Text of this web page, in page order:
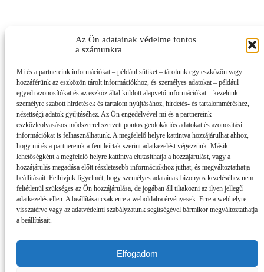
Az Ön adatainak védelme fontos
a számunkra
Mi és a partnereink információkat – például sütiket – tárolunk egy eszközön vagy
hozzáférünk az eszközön tárolt információkhoz, és személyes adatokat – például
egyedi azonosítókat és az eszköz által küldött alapvető információkat – kezelünk
személyre szabott hirdetések és tartalom nyújtásához, hirdetés- és tartalomméréshez,
nézettségi adatok gyűjtéséhez. Az Ön engedélyével mi és a partnereink
eszközleolvasásos módszerrel szerzett pontos geolokációs adatokat és azonosítási
információkat is felhasználhatunk. A megfelelő helyre kattintva hozzájárulhat ahhoz,
hogy mi és a partnereink a fent leírtak szerint adatkezelést végezzünk. Másik
lehetőségként a megfelelő helyre kattintva elutasíthatja a hozzájárulást, vagy a
hozzájárulás megadása előtt részletesebb információkhoz juthat, és megváltoztathatja
beállításait. Felhívjuk figyelmét, hogy személyes adatainak bizonyos kezeléséhez nem
feltétlenül szükséges az Ön hozzájárulása, de jogában áll tiltakozni az ilyen jellegű
adatkezelés ellen. A beállításai csak erre a weboldalra érvényesek. Erre a webhelyre
visszatérve vagy az adatvédelmi szabályzatunk segítségével bármikor megváltoztathatja
a beállításait.
Elfogadom
Impresszum